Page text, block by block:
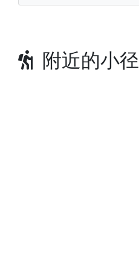
附近的小径